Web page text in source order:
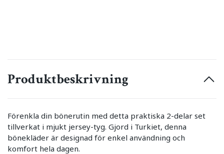
Produktbeskrivning
Förenkla din bönerutin med detta praktiska 2-delar set
tillverkat i mjukt jersey-tyg. Gjord i Turkiet, denna
bönekläder är designad för enkel användning och
komfort hela dagen.